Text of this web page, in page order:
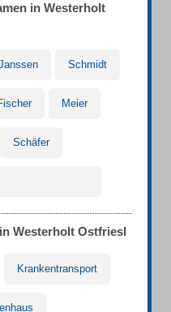
in Westerholt
Schmidt
Meier
Schäfer
Westerholt Ostfriesl
Krankentransport